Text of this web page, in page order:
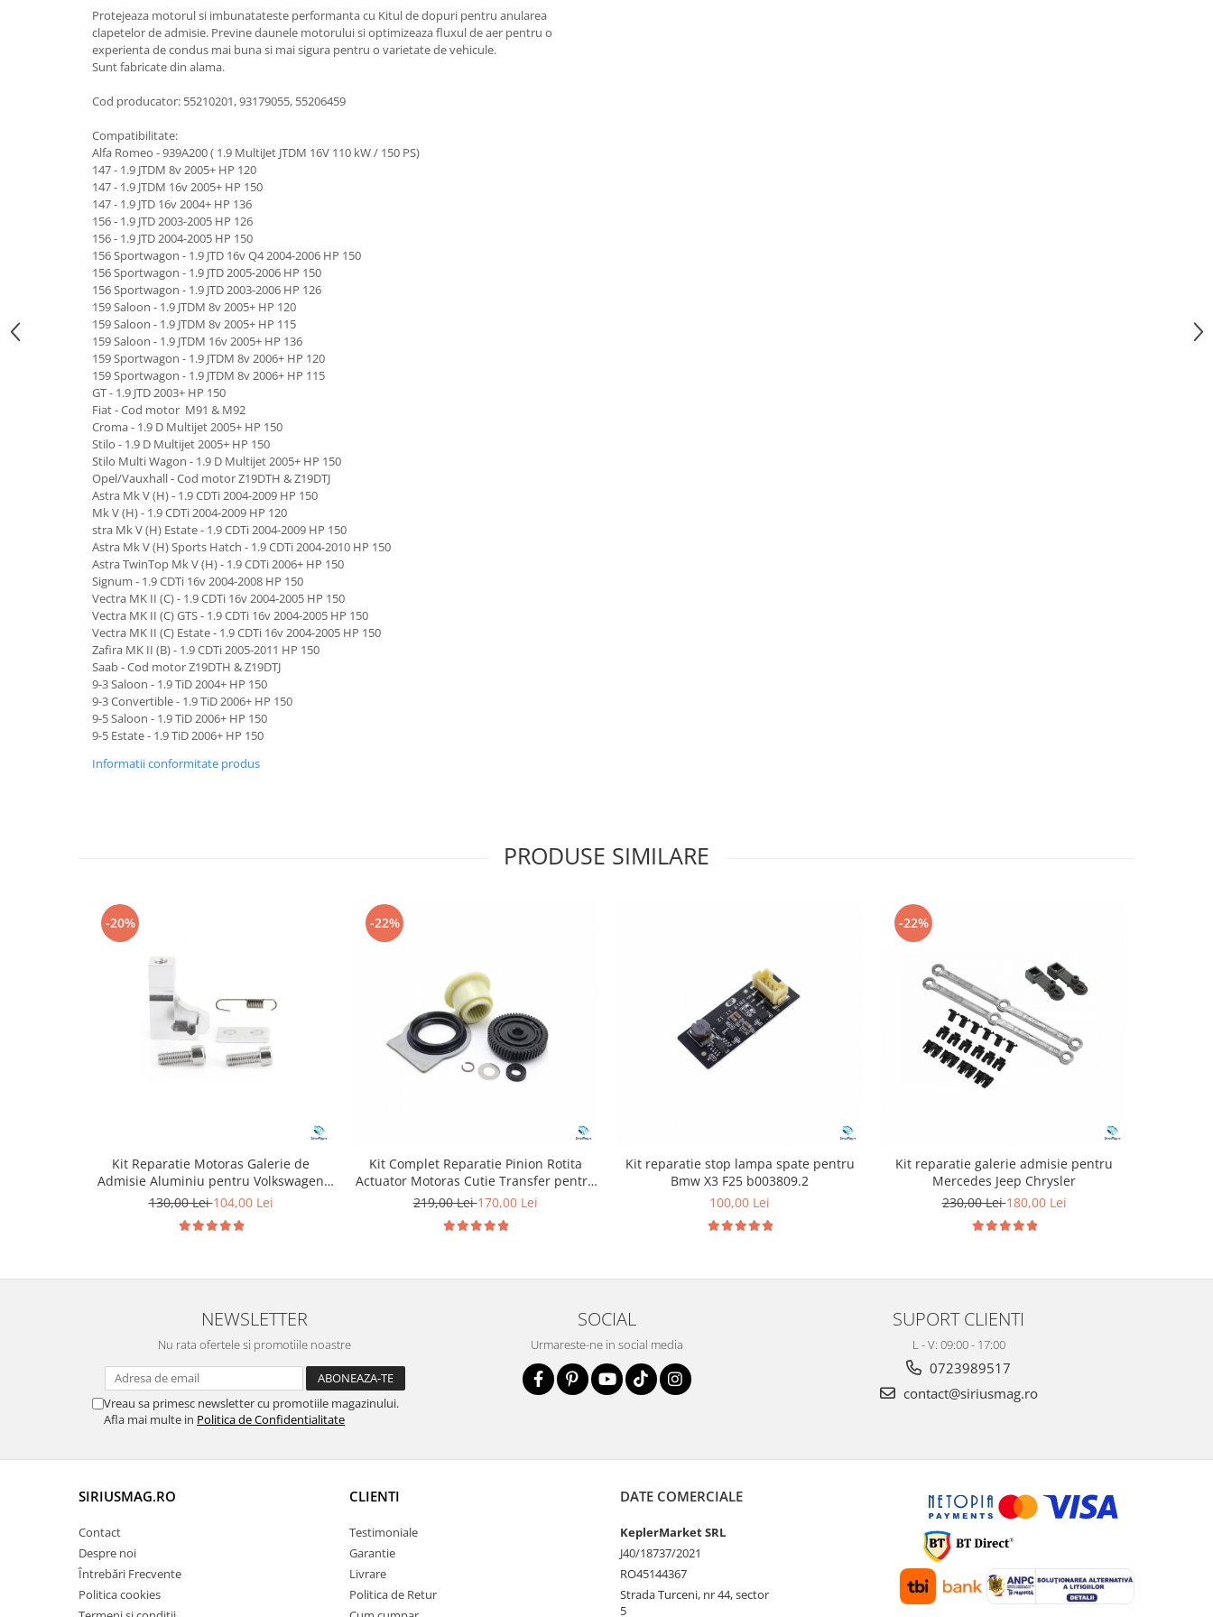
Dopuri anulare clapete admisie
Garnituri galerie admisie BMW
Adaptoare auxiliare
Produse cu discount de pana la
Eleron Portbagaj
Protejeaza motorul si imbunatateste performanta cu Kitul de dopuri pentru anularea
clapetelor de admisie. Previne daunele motorului si optimizeaza fluxul de aer pentru o
experienta de condus mai buna si mai sigura pentru o varietate de vehicule.
Sunt fabricate din alama.
Cod producator: 55210201, 93179055, 55206459
Compatibilitate:
Alfa Romeo - 939A200 ( 1.9 MultiJet JTDM 16V 110 kW / 150 PS)
147 - 1.9 JTDM 8v 2005+ HP 120
147 - 1.9 JTDM 16v 2005+ HP 150
147 - 1.9 JTD 16v 2004+ HP 136
156 - 1.9 JTD 2003-2005 HP 126
156 - 1.9 JTD 2004-2005 HP 150
156 Sportwagon - 1.9 JTD 16v Q4 2004-2006 HP 150
156 Sportwagon - 1.9 JTD 2005-2006 HP 150
156 Sportwagon - 1.9 JTD 2003-2006 HP 126
159 Saloon - 1.9 JTDM 8v 2005+ HP 120
159 Saloon - 1.9 JTDM 8v 2005+ HP 115
159 Saloon - 1.9 JTDM 16v 2005+ HP 136
159 Sportwagon - 1.9 JTDM 8v 2006+ HP 120
159 Sportwagon - 1.9 JTDM 8v 2006+ HP 115
GT - 1.9 JTD 2003+ HP 150
Fiat - Cod motor M91 & M92
Croma - 1.9 D Multijet 2005+ HP 150
Stilo - 1.9 D Multijet 2005+ HP 150
Stilo Multi Wagon - 1.9 D Multijet 2005+ HP 150
Opel/Vauxhall - Cod motor Z19DTH & Z19DTJ
Astra Mk V (H) - 1.9 CDTi 2004-2009 HP 150
Mk V (H) - 1.9 CDTi 2004-2009 HP 120
stra Mk V (H) Estate - 1.9 CDTi 2004-2009 HP 150
Astra Mk V (H) Sports Hatch - 1.9 CDTi 2004-2010 HP 150
Astra TwinTop Mk V (H) - 1.9 CDTi 2006+ HP 150
Signum - 1.9 CDTi 16v 2004-2008 HP 150
Vectra MK II (C) - 1.9 CDTi 16v 2004-2005 HP 150
Vectra MK II (C) GTS - 1.9 CDTi 16v 2004-2005 HP 150
Vectra MK II (C) Estate - 1.9 CDTi 16v 2004-2005 HP 150
Zafira MK II (B) - 1.9 CDTi 2005-2011 HP 150
Saab - Cod motor Z19DTH & Z19DTJ
9-3 Saloon - 1.9 TiD 2004+ HP 150
9-3 Convertible - 1.9 TiD 2006+ HP 150
9-5 Saloon - 1.9 TiD 2006+ HP 150
9-5 Estate - 1.9 TiD 2006+ HP 150
Informatii conformitate produs
PRODUSE SIMILARE
-20%
Kit Reparatie Motoras Galerie de
Admisie Aluminiu pentru Volkswagen
Skoda Seat Audi P2015
130,00 Lei104,00 Lei
-22%
Kit Complet Reparatie Pinion Rotita
Actuator Motoras Cutie Transfer pentru
BMW
219,00 Lei170,00 Lei
Kit reparatie stop lampa spate pentru
Bmw X3 F25 b003809.2
100,00 Lei
-22%
Kit reparatie galerie admisie pentru
Mercedes Jeep Chrysler
230,00 Lei180,00 Lei
NEWSLETTER
Nu rata ofertele si promotiile noastre
Vreau sa primesc newsletter cu promotiile magazinului.
Afla mai multe in Politica de Confidentialitate
SOCIAL
Urmareste-ne in social media
SUPORT CLIENTI
L - V: 09:00 - 17:00
0723989517
contact@siriusmag.ro
SIRIUSMAG.RO
Contact
Despre noi
Întrebări Frecvente
Politica cookies
CLIENTI
Testimoniale
Garantie
Livrare
Politica de Retur
DATE COMERCIALE
KeplerMarket SRL
J40/18737/2021
RO45144367
Strada Turceni, nr 44, sector
5